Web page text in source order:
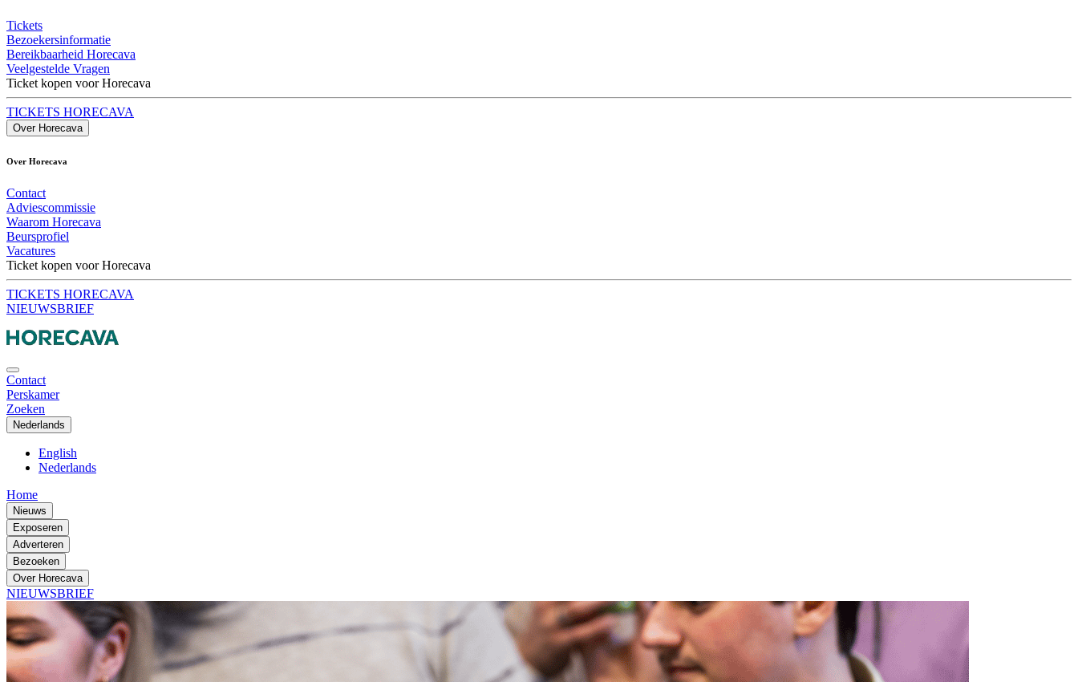
Tickets
Bezoekersinformatie
Bereikbaarheid Horecava
Veelgestelde Vragen
Ticket kopen voor Horecava
TICKETS HORECAVA
Over Horecava
Over Horecava
Contact
Adviescommissie
Waarom Horecava
Beursprofiel
Vacatures
Ticket kopen voor Horecava
TICKETS HORECAVA
NIEUWSBRIEF
Contact
Perskamer
Zoeken
Nederlands
English
Nederlands
Home
Nieuws
Exposeren
Adverteren
Bezoeken
Over Horecava
NIEUWSBRIEF